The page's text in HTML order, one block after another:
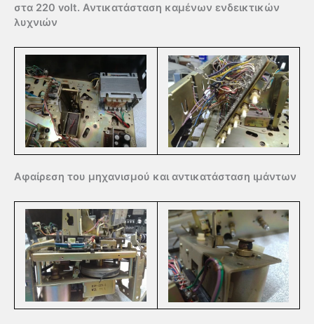
στα 220 volt. Αντικατάσταση καμένων ενδεικτικών
λυχνιών
Αφαίρεση του μηχανισμού και αντικατάσταση ιμάντων